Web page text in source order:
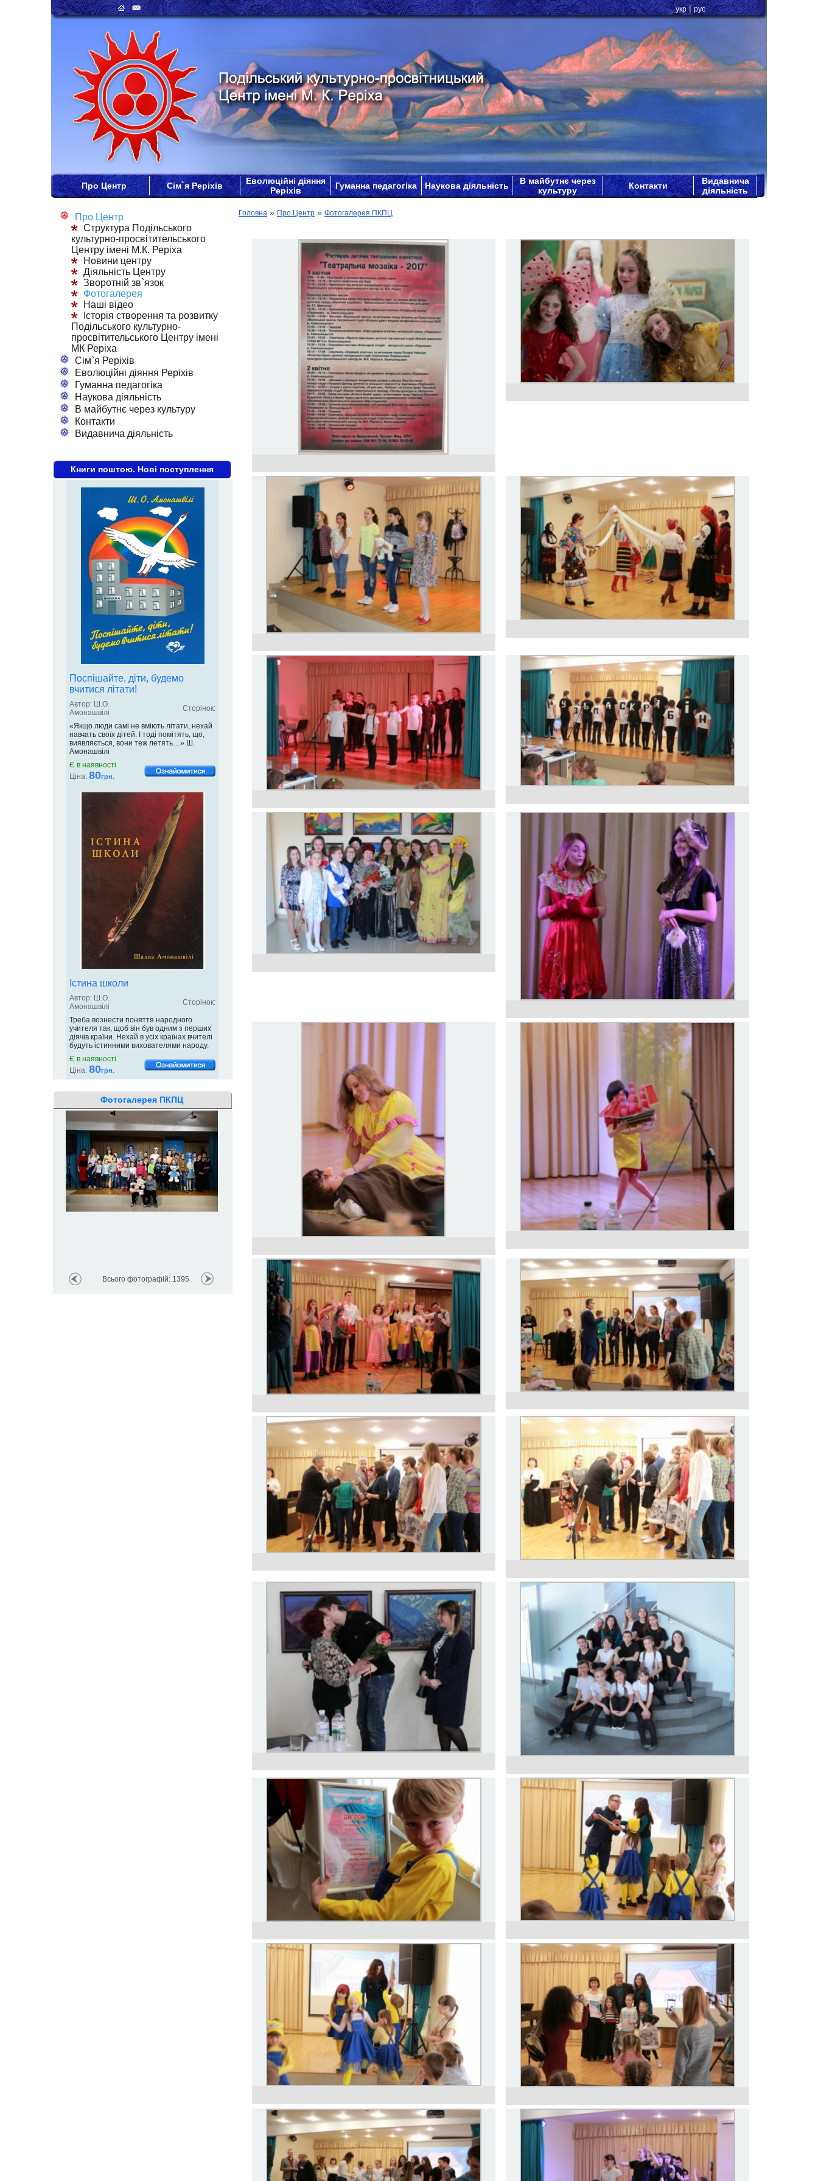
укр|рус
Про Центр Сім`я Реріхів
Еволюційні діяння
Реріхів
Гуманна педагогіка Наукова діяльність
В майбутнє через
культуру
Контакти
Видавнича
діяльність
Про Центр
Структура Подільського
культурно-просвітительського
Центру імені М.К. Реріха
Новини центру
Діяльність Центру
Зворотній зв`язок
Фотогалерея
Наші відео
Історія створення та розвитку
Подільського культурно-
просвітительського Центру імені
МК Реріха
Сім`я Реріхів
Еволюційні діяння Реріхів
Гуманна педагогіка
Наукова діяльність
В майбутнє через культуру
Контакти
Видавнича діяльність
Книги поштою. Нові поступлення
Поспішайте, діти, будемо
вчитися літати!
Автор: Ш.О.
Амонашвілі
Сторінок:
«Якщо люди самі не вміють літати, нехай
навчать своїх дітей. І тоді помітять, що,
виявляється, вони теж летять…» Ш.
Амонашвілі
Є в наявності
Ціна: 80грн.
Істина школи
Автор: Ш.О.
Амонашвілі
Сторінок:
Треба вознести поняття народного
учителя так, щоб він був одним з перших
діячів країни. Нехай в усіх країнах вчителі
будуть істинними вихователями народу.
Є в наявності
Ціна: 80грн.
Фотогалерея ПКПЦ
Всього фотографій: 1395
Головна » Про Центр » Фотогалерея ПКПЦ